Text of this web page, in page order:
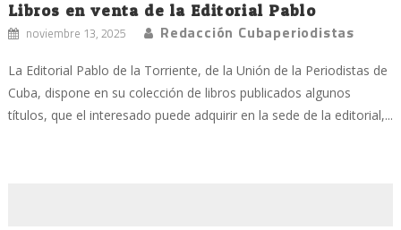
Libros en venta de la Editorial Pablo
noviembre 13, 2025 Redacción Cubaperiodistas
La Editorial Pablo de la Torriente, de la Unión de la Periodistas de
Cuba, dispone en su colección de libros publicados algunos
títulos, que el interesado puede adquirir en la sede de la editorial,...